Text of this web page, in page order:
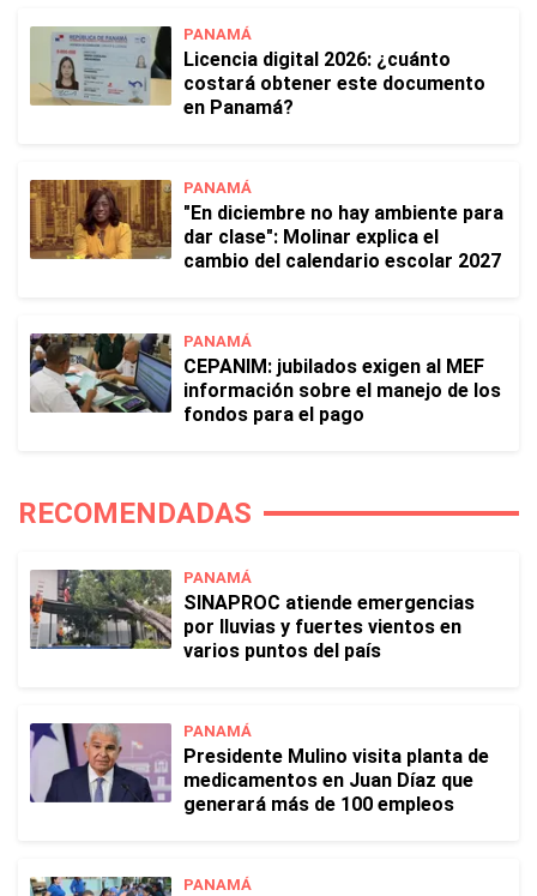
PANAMÁ
Licencia digital 2026: ¿cuánto
costará obtener este documento
en Panamá?
PANAMÁ
"En diciembre no hay ambiente para
dar clase": Molinar explica el
cambio del calendario escolar 2027
PANAMÁ
CEPANIM: jubilados exigen al MEF
información sobre el manejo de los
fondos para el pago
RECOMENDADAS
PANAMÁ
SINAPROC atiende emergencias
por lluvias y fuertes vientos en
varios puntos del país
PANAMÁ
Presidente Mulino visita planta de
medicamentos en Juan Díaz que
generará más de 100 empleos
PANAMÁ